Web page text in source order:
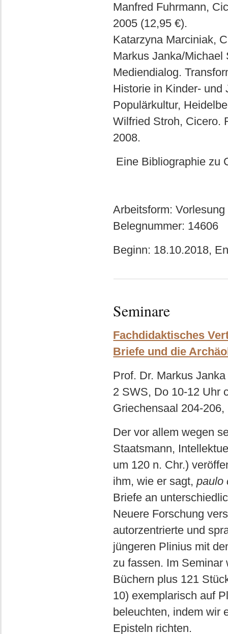
Manfred Fuhrmann,
2005 (12,95 €).
Katarzyna Marciniak,
Markus Janka/Michael
Mediendialog.
Historie in Kinder- und
Populärkultur,
Wilfried Stroh, Cicero.
2008.
Eine Bibliographie zu
Arbeitsform: Vorlesung
Belegnummer: 14606
Beginn: 18.10.2018,
Seminare
Fachdidaktisches
Briefe und die
Prof. Dr. Markus
2 SWS, Do 10-12 Uhr
Griechensaal 204-
Der vor allem wegen
Staatsmann,
um 120 n. Chr.)
ihm, wie er sagt,paulo
Briefe an
Neuere Forschung
autorzentrierte und
jüngeren Plinius mit
zu fassen. Im
Büchern plus 121
10) exemplarisch auf
beleuchten, indem wir
Episteln richten.